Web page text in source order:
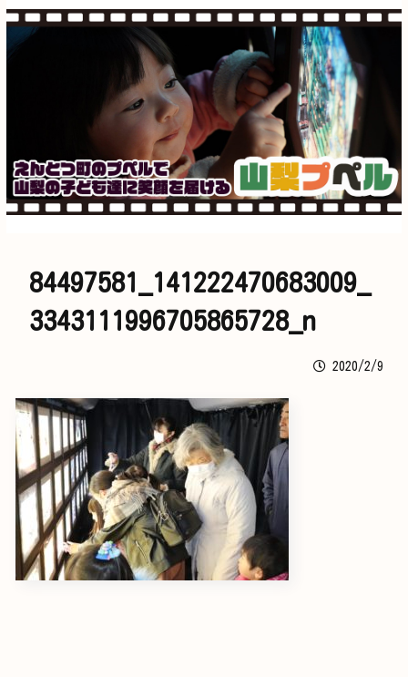
84497581_141222470683009_
3343111996705865728_n
2020/2/9